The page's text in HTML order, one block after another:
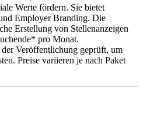
Werte fördern. Sie bietet
Employer Branding. Die
Erstellung von Stellenanzeigen
pro Monat.
Veröffentlichung geprüft, um
Preise variieren je nach Paket